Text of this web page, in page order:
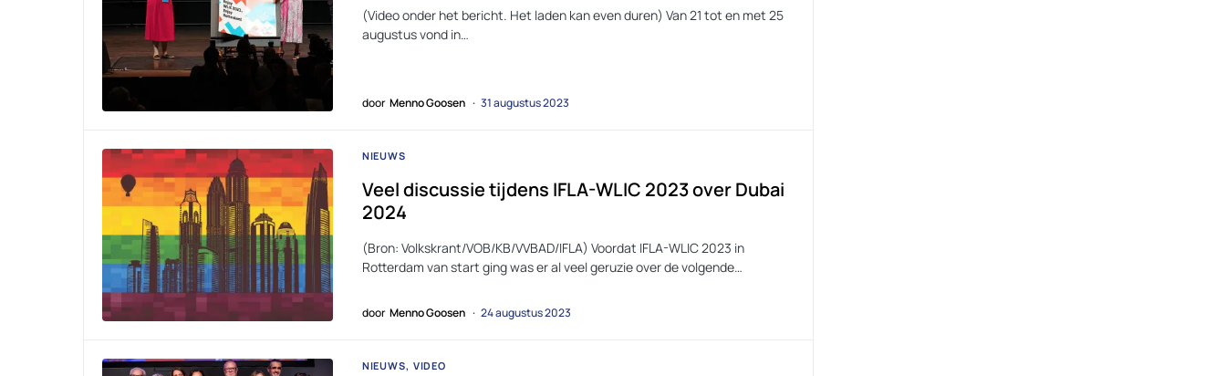
(Video onder het bericht. Het laden kan even duren) Van 21 tot en met 25
augustus vond in…
door Menno Goosen 31 augustus 2023
NIEUWS
Veel discussie tijdens IFLA-WLIC 2023 over Dubai
2024
(Bron: Volkskrant/VOB/KB/VVBAD/IFLA) Voordat IFLA-WLIC 2023 in
Rotterdam van start ging was er al veel geruzie over de volgende…
door Menno Goosen 24 augustus 2023
NIEUWS VIDEO